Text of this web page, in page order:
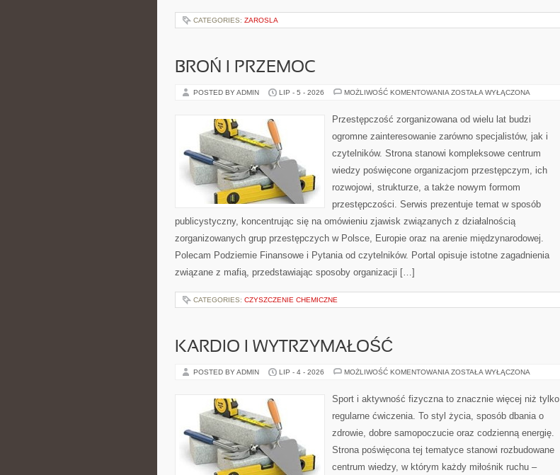
CATEGORIES: ZAROSLA
BROŃ I PRZEMOC
POSTED BY ADMIN LIP - 5 - 2026 MOŻLIWOŚĆ KOMENTOWANIA BROŃ
ZOSTAŁA WYŁĄCZONA
Przestępczość zorganizowana od wielu lat budzi
ogromne zainteresowanie zarówno specjalistów, jak i
czytelników. Strona stanowi kompleksowe centrum
wiedzy poświęcone organizacjom przestępczym, ich
rozwojowi, strukturze, a także nowym formom
przestępczości. Serwis prezentuje temat w sposób
publicystyczny, koncentrując się na omówieniu zjawisk związanych z działalnością
zorganizowanych grup przestępczych w Polsce, Europie oraz na arenie międzynarodowej.
Polecam Podziemie Finansowe i Pytania od czytelników. Portal opisuje istotne zagadnienia
związane z mafią, przedstawiając sposoby organizacji […]
CATEGORIES: CZYSZCZENIE CHEMICZNE
KARDIO I WYTRZYMAŁOŚĆ
POSTED BY ADMIN LIP - 4 - 2026 MOŻLIWOŚĆ KOMENTOWANIA KARDIO
ZOSTAŁA WYŁĄCZONA
Sport i aktywność fizyczna to znacznie więcej niż tylko
regularne ćwiczenia. To styl życia, sposób dbania o
zdrowie, dobre samopoczucie oraz codzienną energię.
Strona poświęcona tej tematyce stanowi rozbudowane
centrum wiedzy, w którym każdy miłośnik ruchu –